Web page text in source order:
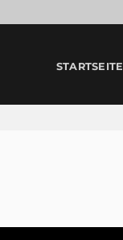
STARTSEITE